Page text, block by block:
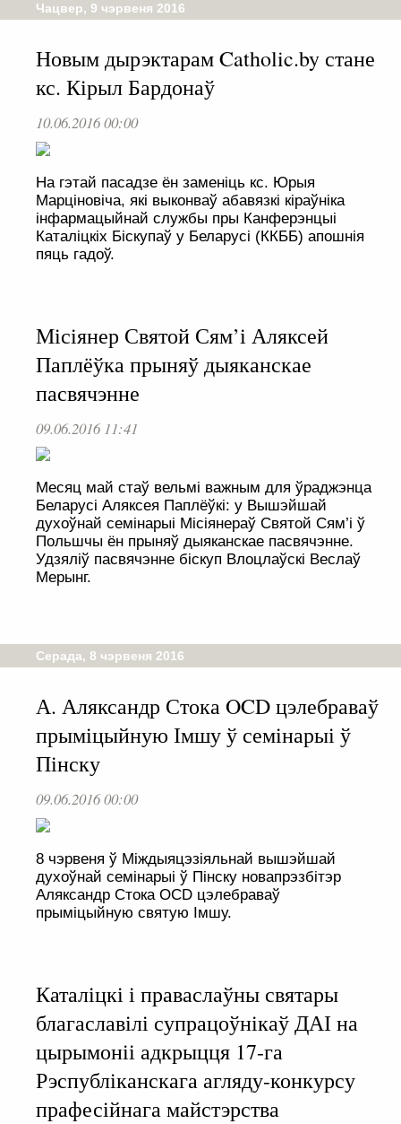
Чацвер, 9 чэрвеня 2016
Новым дырэктарам Catholic.by стане
кс. Кірыл Бардонаў
10.06.2016 00:00
На гэтай пасадзе ён заменіць кс. Юрыя
Марціновіча, які выконваў абавязкі кіраўніка
інфармацыйнай службы пры Канферэнцыі
Каталіцкіх Біскупаў у Беларусі (ККББ) апошнія
пяць гадоў.
Місіянер Святой Сям’і Аляксей
Паплёўка прыняў дыяканскае
пасвячэнне
09.06.2016 11:41
Месяц май стаў вельмі важным для ўраджэнца
Беларусі Аляксея Паплёўкі: у Вышэйшай
духоўнай семінарыі Місіянераў Святой Сям’і ў
Польшчы ён прыняў дыяканскае пасвячэнне.
Удзяліў пасвячэнне біскуп Влоцлаўскі Веслаў
Мерынг.
Серада, 8 чэрвеня 2016
А. Аляксандр Стока OCD цэлебраваў
прыміцыйную Імшу ў семінарыі ў
Пінску
09.06.2016 00:00
8 чэрвеня ў Міждыяцэзіяльнай вышэйшай
духоўнай семінарыі ў Пінску новапрэзбітэр
Аляксандр Стока OCD цэлебраваў
прыміцыйную святую Імшу.
Каталіцкі і праваслаўны святары
благаславілі супрацоўнікаў ДАІ на
цырымоніі адкрыцця 17-га
Рэспубліканскага агляду-конкурсу
прафесійнага майстэрства